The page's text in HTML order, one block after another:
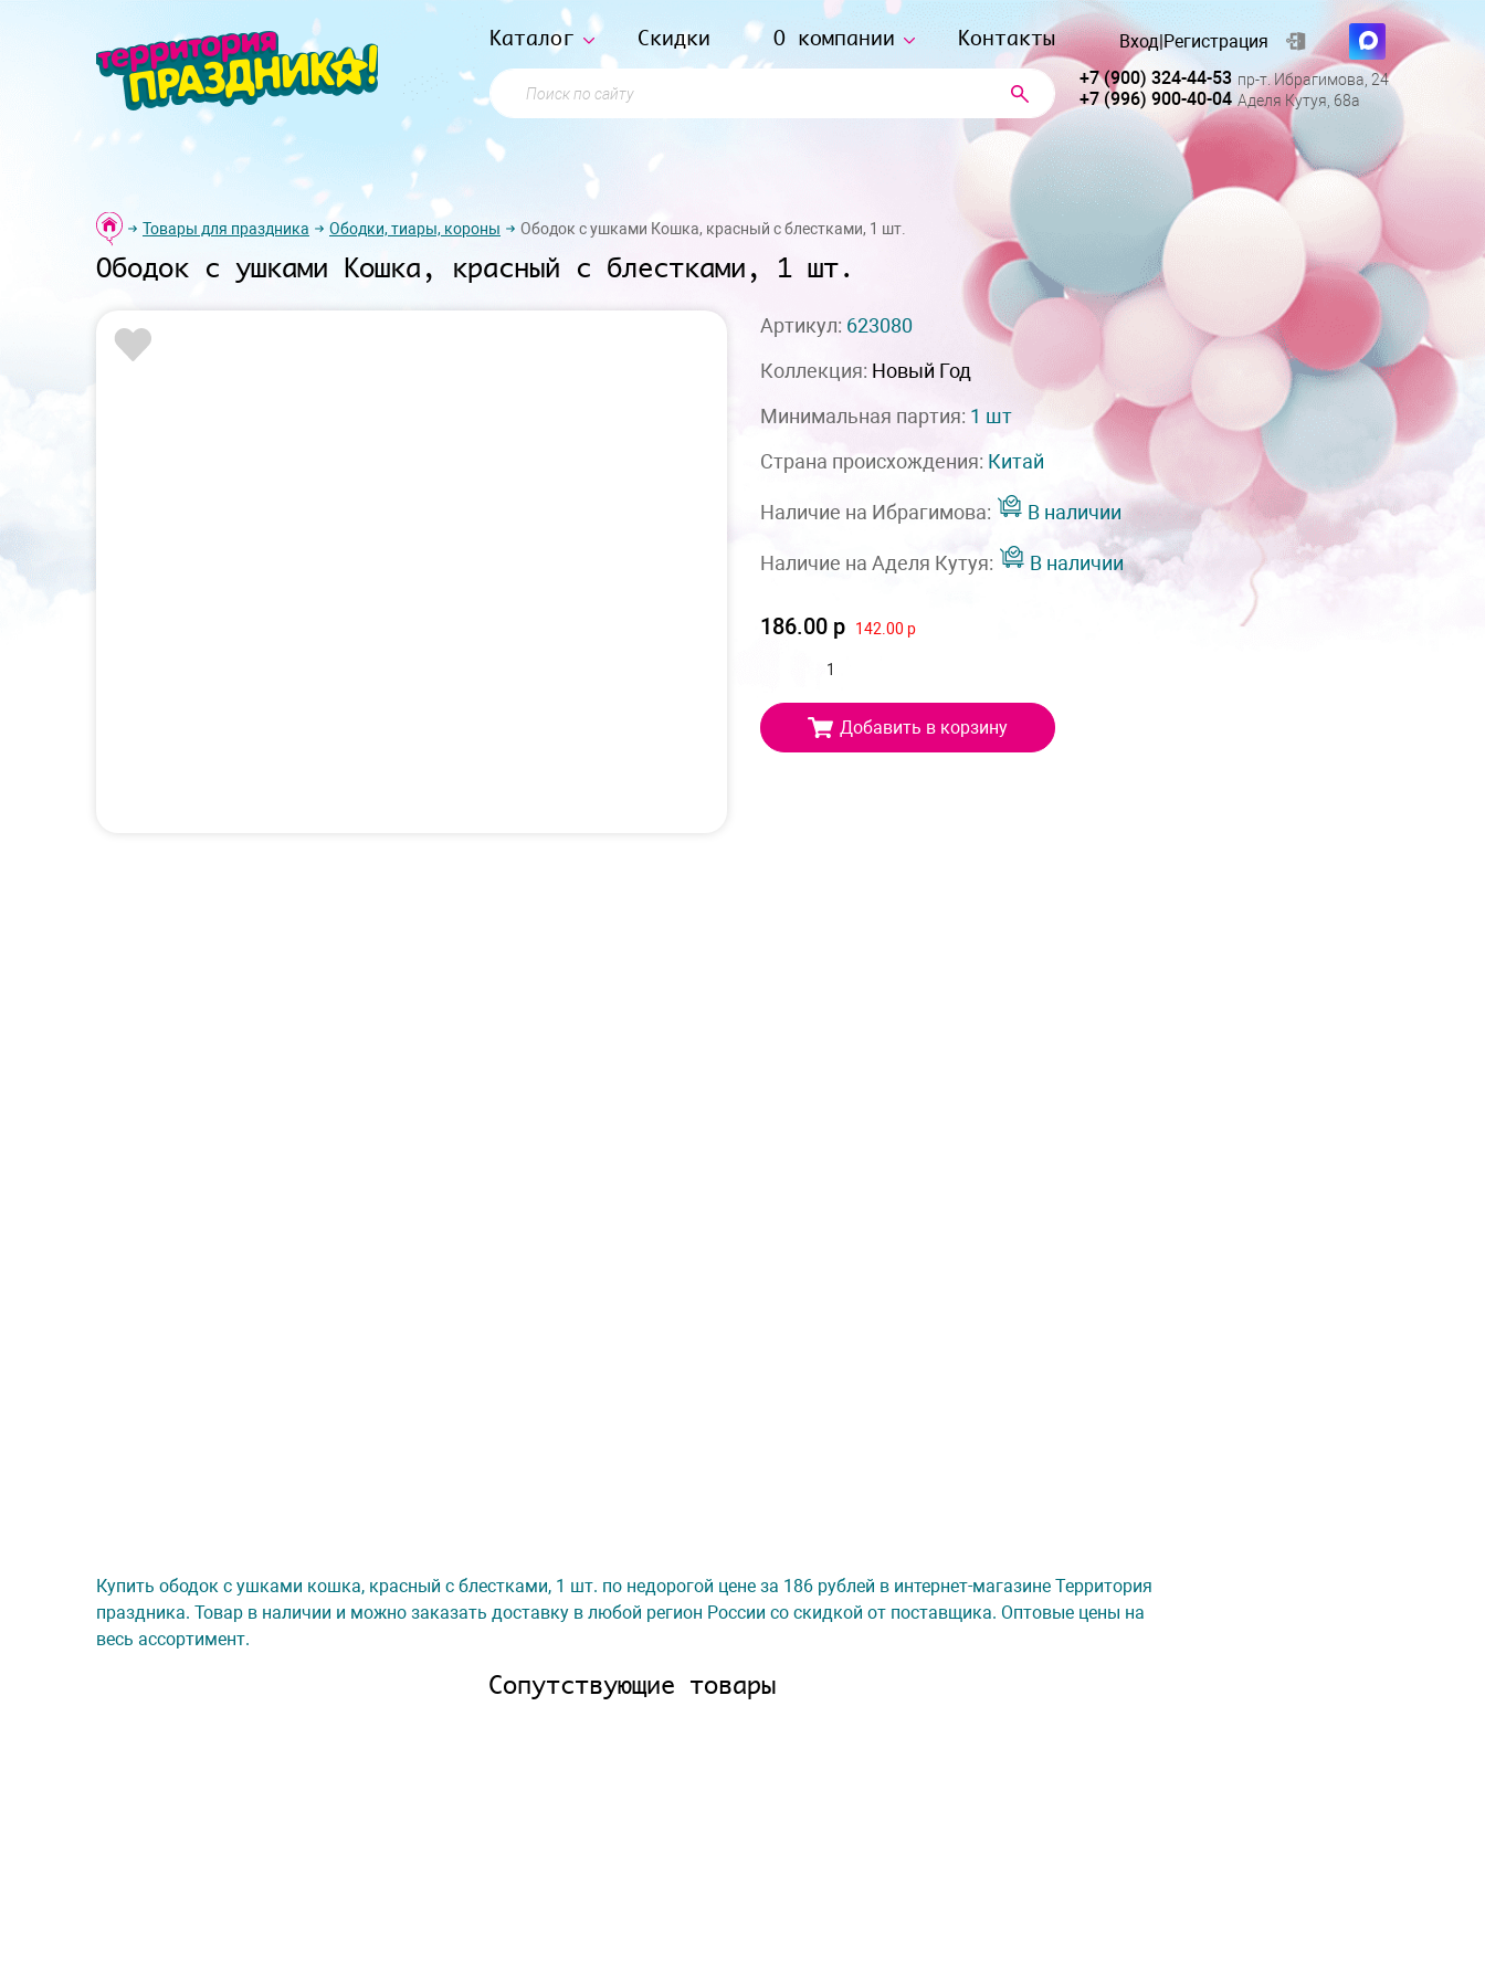
Каталог Скидки О компании Контакты
Поиск по сайту
Вход|Регистрация
+7 (900) 324-44-53 пр-т. Ибрагимова, 24
+7 (996) 900-40-04 Аделя Кутуя, 68а
Товары для праздника Ободки, тиары, короны Ободок с ушками Кошка, красный с блестками, 1 шт.
Ободок с ушками Кошка, красный с блестками, 1 шт.
Артикул: 623080
Коллекция: Новый Год
Минимальная партия: 1 шт
Страна происхождения: Китай
Наличие на Ибрагимова: В наличии
Наличие на Аделя Кутуя: В наличии
186.00 р 142.00 р
Добавить в корзину
Купить ободок с ушками кошка, красный с блестками, 1 шт. по недорогой цене за 186 рублей в интернет-магазине Территория
праздника. Товар в наличии и можно заказать доставку в любой регион России со скидкой от поставщика. Оптовые цены на
весь ассортимент.
Сопутствующие товары